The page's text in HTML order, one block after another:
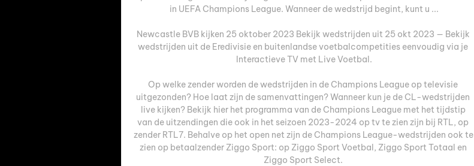
in UEFA Champions League. Wanneer de wedstrijd begint, kunt u ...
Newcastle BVB kijken 25 oktober 2023 Bekijk wedstrijden uit 25 okt 2023 — Bekijk
wedstrijden uit de Eredivisie en buitenlandse voetbalcompetities eenvoudig via je
Interactieve TV met Live Voetbal.
Op welke zender worden de wedstrijden in de Champions League op televisie
uitgezonden? Hoe laat zijn de samenvattingen? Wanneer kun je de CL-wedstrijden
live kijken? Bekijk hier het programma van de Champions League met het tijdstip
van de uitzendingen die ook in het seizoen 2023-2024 op tv te zien zijn bij RTL, op
zender RTL7. Behalve op het open net zijn de Champions League-wedstrijden ook te
zien op betaalzender Ziggo Sport: op Ziggo Sport Voetbal, Ziggo Sport Totaal en
Ziggo Sport Select.